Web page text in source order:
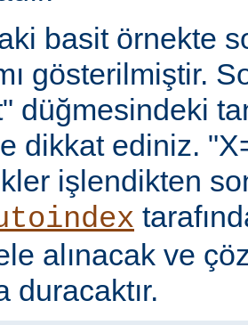
basit örnekte
gösterilmiştir.
düğmesindeki
dikkat ediniz.
işlendikten
alınacak ve
duracaktır.